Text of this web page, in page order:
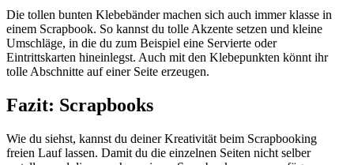
Die tollen bunten Klebebänder machen sich auch immer klasse in
einem Scrapbook. So kannst du tolle Akzente setzen und kleine
Umschläge, in die du zum Beispiel eine Servierte oder
Eintrittskarten hineinlegst. Auch mit den Klebepunkten könnt ihr
tolle Abschnitte auf einer Seite erzeugen.
Fazit: Scrapbooks
Wie du siehst, kannst du deiner Kreativität beim Scrapbooking
freien Lauf lassen. Damit du die einzelnen Seiten nicht selber